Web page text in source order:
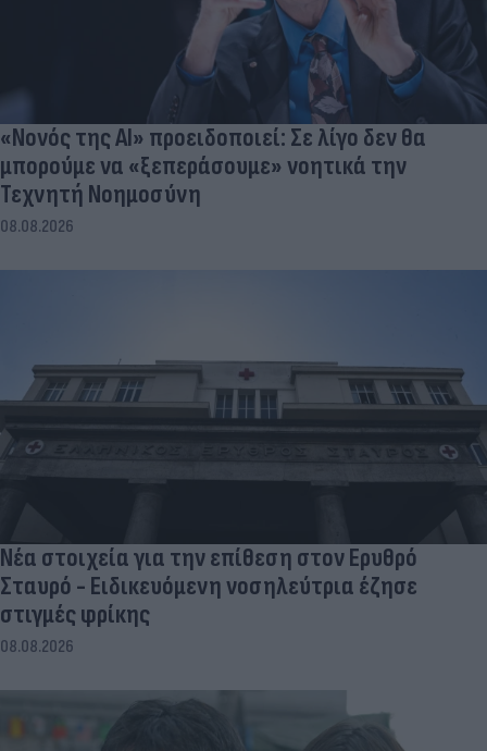
«Νονός της AI» προειδοποιεί: Σε λίγο δεν θα
μπορούμε να «ξεπεράσουμε» νοητικά την
Τεχνητή Νοημοσύνη
08.08.2026
Νέα στοιχεία για την επίθεση στον Ερυθρό
Σταυρό - Ειδικευόμενη νοσηλεύτρια έζησε
στιγμές φρίκης
08.08.2026